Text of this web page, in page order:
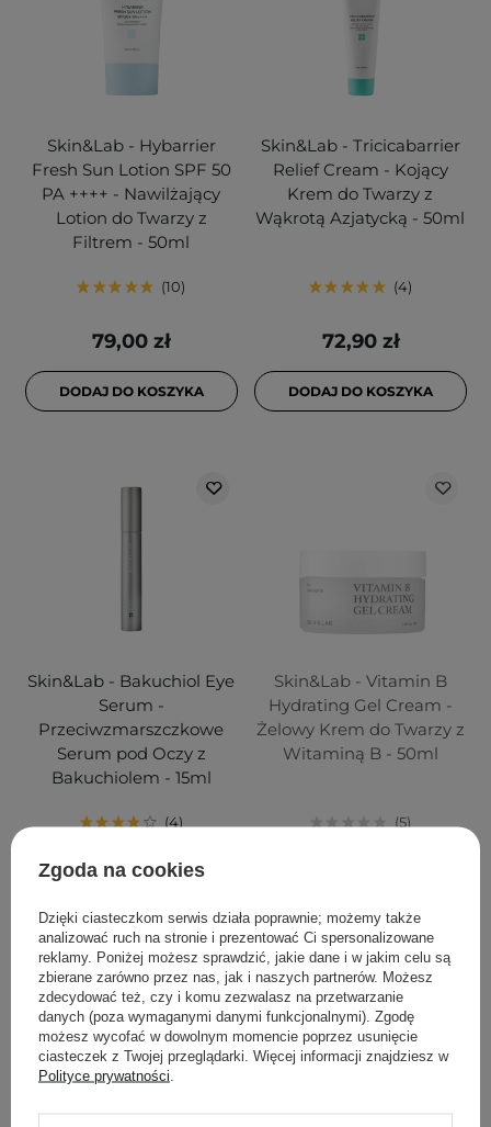
Skin&Lab - Hybarrier
Fresh Sun Lotion SPF 50
PA ++++ - Nawilżający
Lotion do Twarzy z
Filtrem - 50ml
10
79,00 zł
DODAJ DO KOSZYKA
Skin&Lab - Tricicabarrier
Relief Cream - Kojący
Krem do Twarzy z
Wąkrotą Azjatycką - 50ml
4
72,90 zł
DODAJ DO KOSZYKA
Skin&Lab - Bakuchiol Eye
Serum -
Przeciwzmarszczkowe
Serum pod Oczy z
Bakuchiolem - 15ml
4
99,00 zł
DODAJ DO KOSZYKA
Skin&Lab - Vitamin B
Hydrating Gel Cream -
Żelowy Krem do Twarzy z
Witaminą B - 50ml
5
POWIADOM MNIE
Zgoda na cookies
Dzięki ciasteczkom serwis działa poprawnie; możemy także
analizować ruch na stronie i prezentować Ci spersonalizowane
reklamy. Poniżej możesz sprawdzić, jakie dane i w jakim celu są
zbierane zarówno przez nas, jak i naszych partnerów. Możesz
zdecydować też, czy i komu zezwalasz na przetwarzanie
danych (poza wymaganymi danymi funkcjonalnymi). Zgodę
możesz wycofać w dowolnym momencie poprzez usunięcie
ciasteczek z Twojej przeglądarki. Więcej informacji znajdziesz w
Polityce prywatności